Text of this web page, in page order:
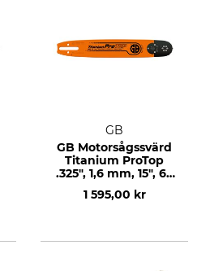
GB
GB Motorsågssvärd
Titanium ProTop
.325", 1,6 mm, 15", 62
1 595,00 kr